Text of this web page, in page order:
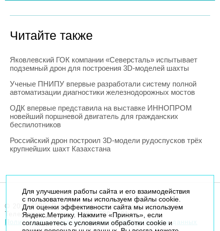
Читайте также
Яковлевский ГОК компании «Северсталь» испытывает
подземный дрон для построения 3D-моделей шахты
Ученые ПНИПУ впервые разработали систему полной
автоматизации диагностики железнодорожных мостов
ОДК впервые представила на выставке ИННОПРОМ
новейший поршневой двигатель для гражданских
беспилотников
Российский дрон построил 3D-модели рудоспусков трёх
крупнейших шахт Казахстана
© 2014-2026. Robogeek.ru - проект группы “Текарт”.
Телефон редакции+7(495) 790-7591
Политика в отношении обработки персональных данных
Для улучшения работы сайта и его взаимодействия
с пользователями мы используем файлы cookie.
Для оценки эффективности сайта мы используем
Яндекс.Метрику. Нажмите «Принять», если
соглашаетесь с условиями обработки cookie и